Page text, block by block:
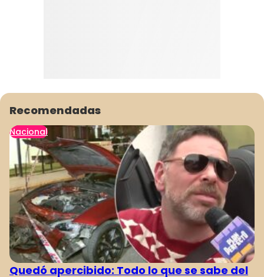
Recomendadas
Nacional
Quedó apercibido: Todo lo que se sabe del